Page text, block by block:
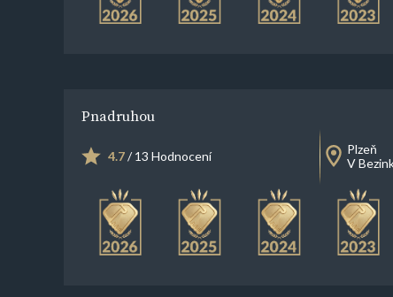
Pnadruhou
4.7/ 13 Hodnocení
Plzeň
V